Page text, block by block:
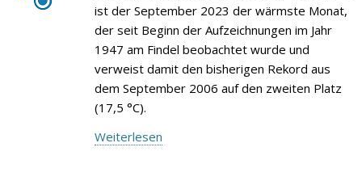
ist der September 2023 der wärmste Monat,
der seit Beginn der Aufzeichnungen im Jahr
1947 am Findel beobachtet wurde und
verweist damit den bisherigen Rekord aus
dem September 2006 auf den zweiten Platz
(17,5 °C).
Weiterlesen